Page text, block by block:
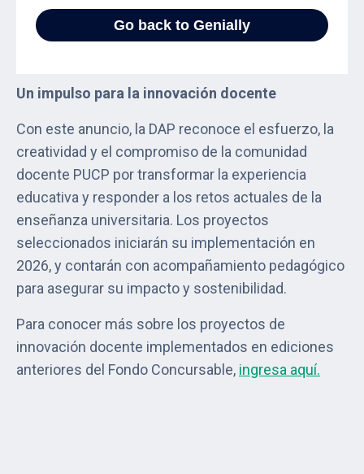
Un impulso para la innovación docente
Con este anuncio, la DAP reconoce el esfuerzo, la
creatividad y el compromiso de la comunidad
docente PUCP por transformar la experiencia
educativa y responder a los retos actuales de la
enseñanza universitaria. Los proyectos
seleccionados iniciarán su implementación en
2026, y contarán con acompañamiento pedagógico
para asegurar su impacto y sostenibilidad.
Para conocer más sobre los proyectos de
innovación docente implementados en ediciones
anteriores del Fondo Concursable, ingresa aquí.